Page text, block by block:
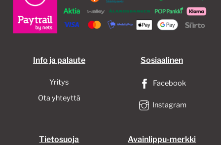
tuotteen
sivulla.
Info ja palaute
Yritys
Ota yhteyttä
Sosiaalinen
Facebook
Instagram
Tietosuoja Avainlippu-merkki